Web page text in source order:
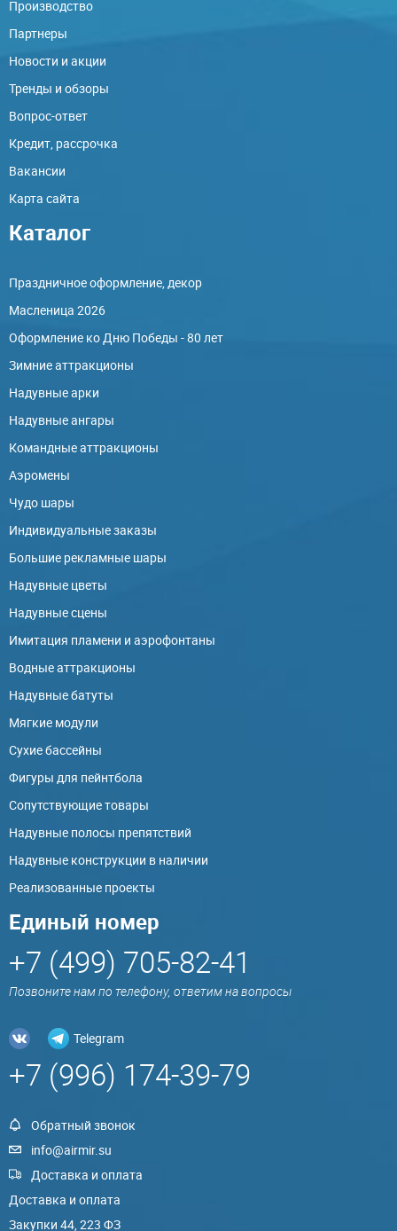
Производство
Партнеры
Новости и акции
Тренды и обзоры
Вопрос-ответ
Кредит, рассрочка
Вакансии
Карта сайта
Каталог
Праздничное оформление, декор
Масленица 2026
Оформление ко Дню Победы - 80 лет
Зимние аттракционы
Надувные арки
Надувные ангары
Командные аттракционы
Аэромены
Чудо шары
Индивидуальные заказы
Большие рекламные шары
Надувные цветы
Надувные сцены
Имитация пламени и аэрофонтаны
Водные аттракционы
Надувные батуты
Мягкие модули
Сухие бассейны
Фигуры для пейнтбола
Сопутствующие товары
Надувные полосы препятствий
Надувные конструкции в наличии
Реализованные проекты
Единый номер
+7 (499) 705-82-41
Позвоните нам по телефону, ответим на вопросы
Telegram
+7 (996) 174-39-79
Обратный звонок
info@airmir.su
Доставка и оплата
Доставка и оплата
Закупки 44, 223 ФЗ